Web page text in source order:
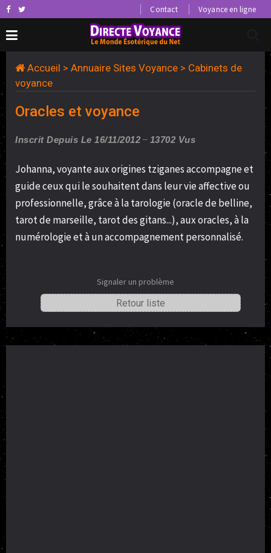
Contact Voyance en ligne
Accueil > Annuaire Sites Voyance > Cabinets de
voyance
Oracles et voyance
Inscrit Depuis Le 16/11/2012 13702 Vus
Johanna, voyante aux origines tziganes accompagne et
guide ceux qui le souhaitent dans leur vie affective ou
professionnelle, grâce à la tarologie (oracle de belline,
tarot de marseille, tarot des gitans...), aux oracles, à la
numérologie et à un accompagnement personnalisé.
Signaler un problème
Retour liste